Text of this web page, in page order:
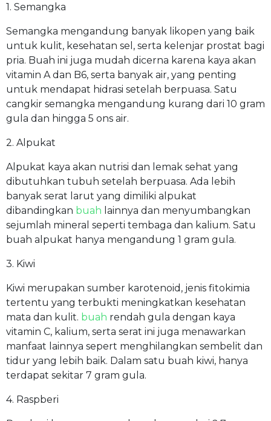
1. Semangka
Semangka mengandung banyak likopen yang baik
untuk kulit, kesehatan sel, serta kelenjar prostat bagi
pria. Buah ini juga mudah dicerna karena kaya akan
vitamin A dan B6, serta banyak air, yang penting
untuk mendapat hidrasi setelah berpuasa. Satu
cangkir semangka mengandung kurang dari 10 gram
gula dan hingga 5 ons air.
2. Alpukat
Alpukat kaya akan nutrisi dan lemak sehat yang
dibutuhkan tubuh setelah berpuasa. Ada lebih
banyak serat larut yang dimiliki alpukat
dibandingkan buah lainnya dan menyumbangkan
sejumlah mineral seperti tembaga dan kalium. Satu
buah alpukat hanya mengandung 1 gram gula.
3. Kiwi
Kiwi merupakan sumber karotenoid, jenis fitokimia
tertentu yang terbukti meningkatkan kesehatan
mata dan kulit. buah rendah gula dengan kaya
vitamin C, kalium, serta serat ini juga menawarkan
manfaat lainnya sepert menghilangkan sembelit dan
tidur yang lebih baik. Dalam satu buah kiwi, hanya
terdapat sekitar 7 gram gula.
4. Raspberi